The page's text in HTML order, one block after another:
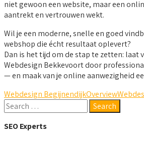
niet gewoon een website, maar een
aantrekt en vertrouwen wekt.
Wil je een moderne, snelle en goed
webshop die écht resultaat oplevert?
Dan is het tijd om de stap te zetten: laat
Webdesign Bekkevoort door
— en maak van je online aanwezigheid
Webdesign BegijnendijkOverview
SEO Experts